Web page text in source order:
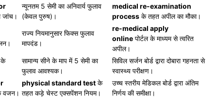
न्यूनतम 5 सेमी का अनिवार्य फुलाव
(केवल पुरुष)।
medical re-examination
process के तहत अपील का मौका।
राज्य नियमानुसार फिक्स फुलाव
मापदंड।
re-medical apply
online पोर्टल के माध्यम से त्वरित
अपील।
के
सामान्य सीने के माप में 5 सेमी का
फुलाव आवश्यक।
सिविल सर्जन बोर्ड द्वारा दोबारा गहनता से
स्वास्थ्य परीक्षण।
वजन।
physical standard test के
तहत कड़े चेस्ट एक्सपेंशन नियम।
उच्च स्तरीय मेडिकल बोर्ड द्वारा अंतिम
निर्णय की समीक्षा।